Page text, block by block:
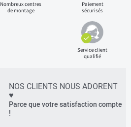
Nombreux centres
de montage
Paiement
sécurisés
Service client
qualifié
NOS CLIENTS NOUS ADORENT
♥
Parce que votre satisfaction compte
!